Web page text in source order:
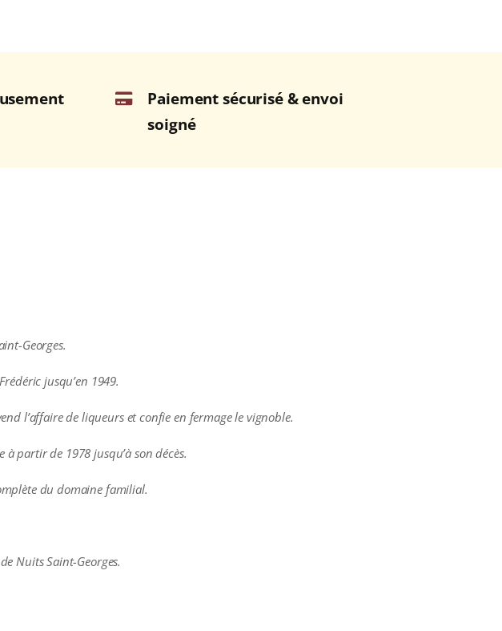
Paiement sécurisé & envoi
soigné
Georges.
jusqu’en 1949.
l’affaire de liqueurs et confie en fermage le vignoble.
à partir de 1978 jusqu’à son décès.
du domaine familial.
Nuits Saint-Georges.